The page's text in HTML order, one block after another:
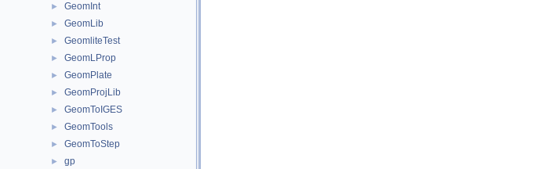
► GeomInt
► GeomLib
► GeomliteTest
► GeomLProp
► GeomPlate
► GeomProjLib
► GeomToIGES
► GeomTools
► GeomToStep
► gp